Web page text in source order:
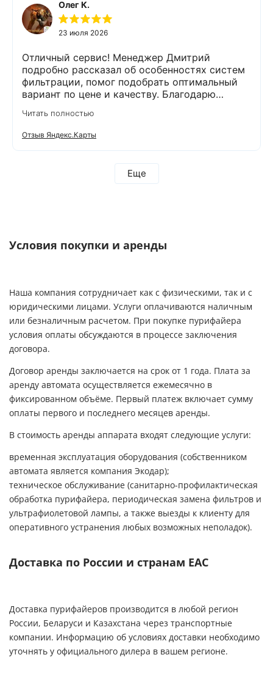
Олег К.
23 июля 2026
Отличный сервис! Менеджер Дмитрий
подробно рассказал об особенностях систем
фильтрации, помог подобрать оптимальный
вариант по цене и качеству. Благодарю
отдельную благодарность менеджеру
Дмитрию и сотруднику, проводящему монтаж
Александру. Грамотно проконсультировали,
установили оборудование. Еще раз
благодарим за проделанную работу! Остались
Читать полностью
Отзыв Яндекс.Карты
Еще
Условия покупки и аренды
Наша компания сотрудничает как с физическими, так и с
юридическими лицами. Услуги оплачиваются наличным
или безналичным расчетом. При покупке пурифайера
условия оплаты обсуждаются в процессе заключения
договора.
Договор аренды заключается на срок от 1 года. Плата за
аренду автомата осуществляется ежемесячно в
фиксированном объёме. Первый платеж включает сумму
оплаты первого и последнего месяцев аренды.
В стоимость аренды аппарата входят следующие услуги:
временная эксплуатация оборудования (собственником
автомата является компания Экодар);
техническое обслуживание (санитарно-профилактическая
обработка пурифайера, периодическая замена фильтров и
ультрафиолетовой лампы, а также выезды к клиенту для
оперативного устранения любых возможных неполадок).
Доставка по России и странам ЕАС
Доставка пурифайеров производится в любой регион
России, Беларуси и Казахстана через транспортные
компании. Информацию об условиях доставки необходимо
уточнять у официального дилера в вашем регионе.